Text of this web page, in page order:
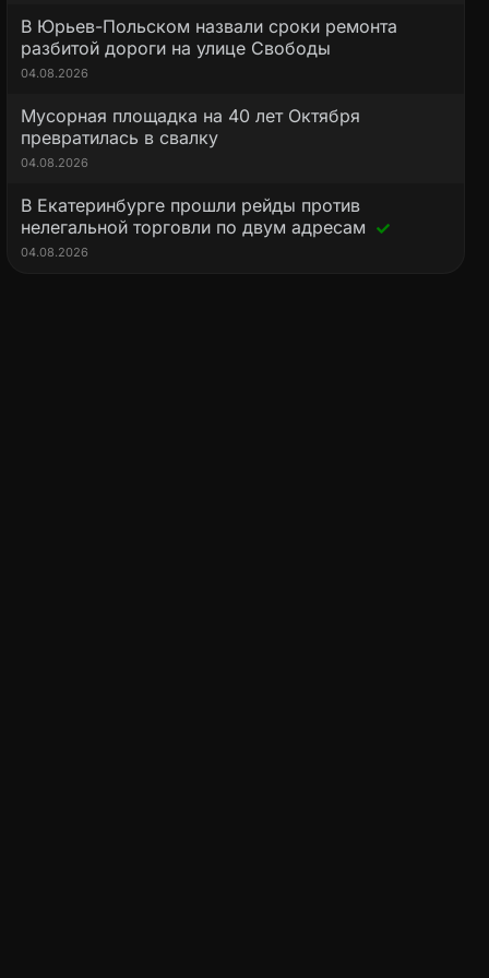
В Юрьев-Польском назвали сроки ремонта
разбитой дороги на улице Свободы
04.08.2026
Мусорная площадка на 40 лет Октября
превратилась в свалку
04.08.2026
В Екатеринбурге прошли рейды против
нелегальной торговли по двум адресам
04.08.2026